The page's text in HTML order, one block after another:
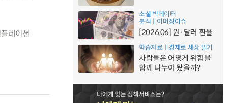
레이션
소셜 빅데이터
분석ㅣ이머징이슈
[2026.06] 원·달러 환율
학습자료ㅣ경제로 세상 읽기
사람들은 어떻게 위험을
함께 나누어 왔을까?